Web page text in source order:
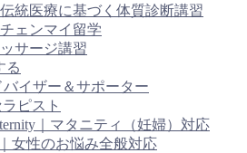
統医療に基づく体質診断講習
ェンマイ留学
サージ講習
る
バイザー＆サポーター
ピスト
｜マタニティ（妊婦）対応
女性のお悩み全般対応